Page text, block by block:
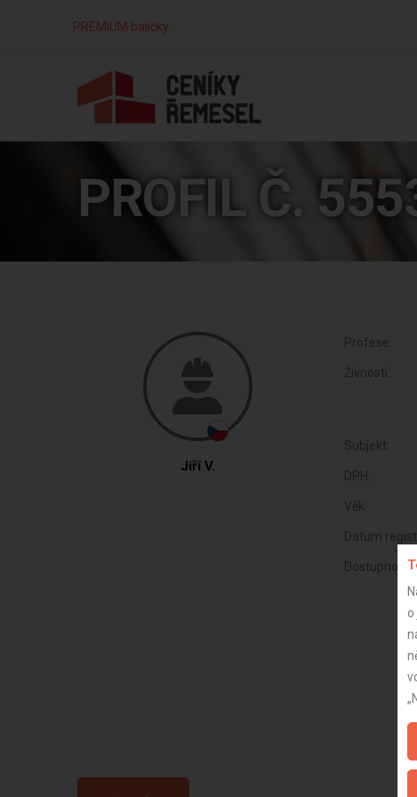
PREMIUM balíčky
PROFIL Č.
Jiří V.
Profese:
Živnosti:
Subjekt:
DPH:
Věk:
Datum
Dostupnost: